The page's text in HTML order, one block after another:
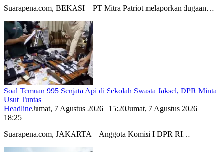
Suarapena.com, BEKASI – PT Mitra Patriot melaporkan dugaan…
Soal Temuan 995 Senjata Api di Sekolah Swasta Jaksel, DPR Minta
Usut Tuntas
HeadlineJumat, 7 Agustus 2026 | 15:20Jumat, 7 Agustus 2026 |
18:25
Suarapena.com, JAKARTA – Anggota Komisi I DPR RI…